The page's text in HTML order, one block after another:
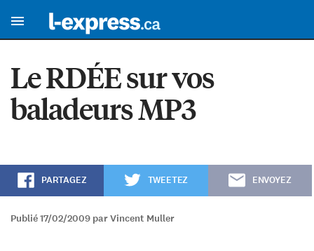
Le RDÉE sur vos
baladeurs MP3
PARTAGEZ TWEETEZ ENVOYEZ
Publié 17/02/2009 par Vincent Muller